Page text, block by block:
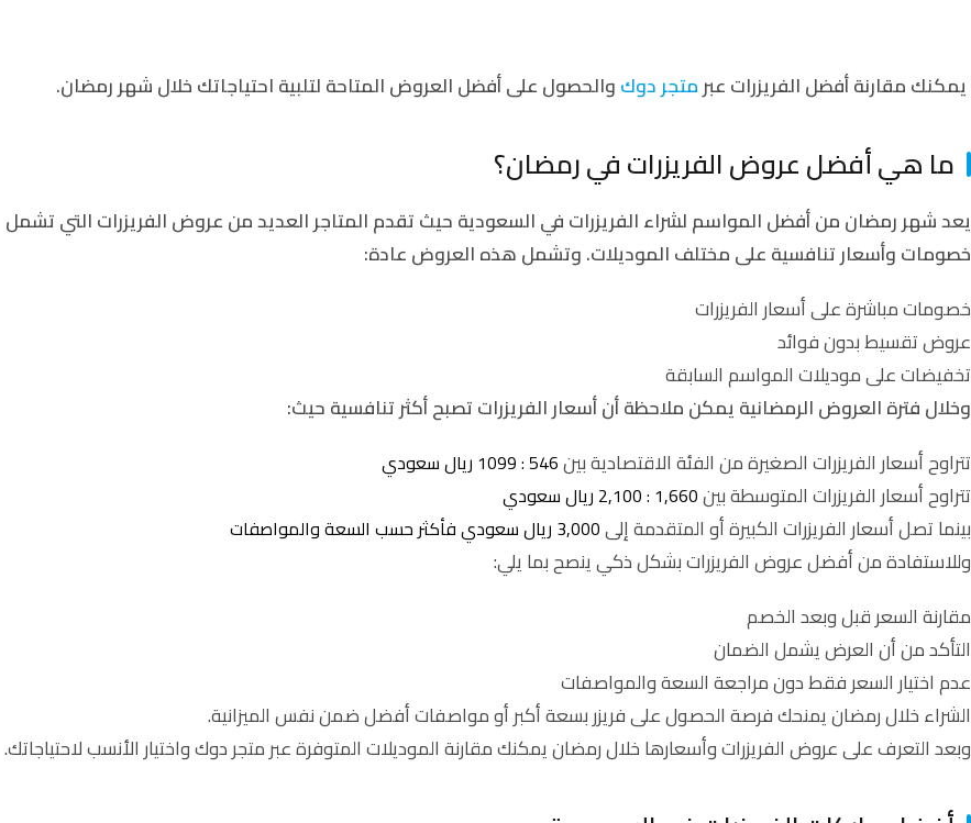
يمكنك مقارنة أفضل الفريزرات عبرمتجر دوكوالحصول على أفضل العروض المتاحة لتلبية احتياجاتك خلال شهر رمضان.
ما هي أفضل عروض الفريزرات في رمضان؟
يعد شهر رمضان من أفضل المواسم لشراء الفريزرات في السعودية حيث تقدم المتاجر العديد من عروض الفريزرات التي تشمل
خصومات وأسعار تنافسية على مختلف الموديلات. وتشمل هذه العروض عادة:
خصومات مباشرة على أسعار الفريزرات
عروض تقسيط بدون فوائد
تخفيضات على موديلات المواسم السابقة
وخلال فترة العروض الرمضانية يمكن ملاحظة أن أسعار الفريزرات تصبح أكثر تنافسية حيث:
تتراوح أسعار الفريزرات الصغيرة من الفئة الاقتصادية بين546 : 1099 ريال سعودي
تتراوح أسعار الفريزرات المتوسطة بين1,660 : 2,100 ريال سعودي
بينما تصل أسعار الفريزرات الكبيرة أو المتقدمة إلى3,000 ريال سعودي فأكثر حسب السعة والمواصفات
وللاستفادة من أفضل عروض الفريزرات بشكل ذكي ينصح بما يلي:
مقارنة السعر قبل وبعد الخصم
التأكد من أن العرض يشمل الضمان
عدم اختيار السعر فقط دون مراجعة السعة والمواصفات
الشراء خلال رمضان يمنحك فرصة الحصول على فريزر بسعة أكبر أو مواصفات أفضل ضمن نفس الميزانية.
وبعد التعرف على عروض الفريزرات وأسعارها خلال رمضان يمكنك مقارنة الموديلات المتوفرة عبر متجر دوك واختيار الأنسب لاحتياجاتك.